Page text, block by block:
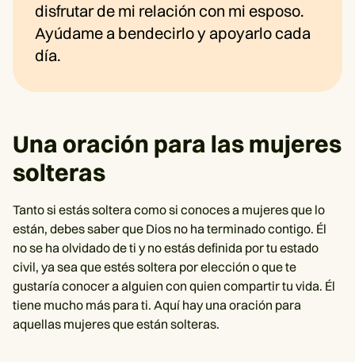
disfrutar de mi relación con mi esposo.
Ayúdame a bendecirlo y apoyarlo cada
día.
Una oración para las mujeres
solteras
Tanto si estás soltera como si conoces a mujeres que lo
están, debes saber que Dios no ha terminado contigo. Él
no se ha olvidado de ti y no estás definida por tu estado
civil, ya sea que estés soltera por elección o que te
gustaría conocer a alguien con quien compartir tu vida. Él
tiene mucho más para ti. Aquí hay una oración para
aquellas mujeres que están solteras.